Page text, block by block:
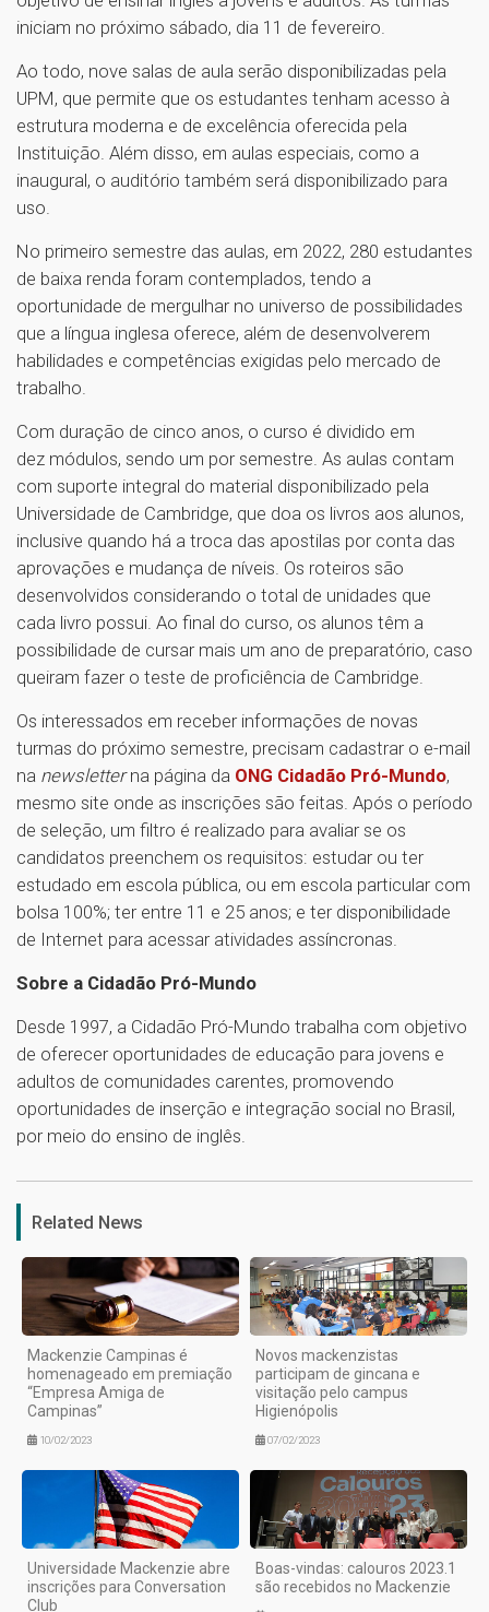
iniciam no próximo sábado, dia 11 de fevereiro.
Ao todo, nove salas de aula serão disponibilizadas pela
UPM, que permite que os estudantes tenham acesso à
estrutura moderna e de excelência oferecida pela
Instituição. Além disso, em aulas especiais, como a
inaugural, o auditório também será disponibilizado para
uso.
No primeiro semestre das aulas, em 2022, 280 estudantes
de baixa renda foram contemplados, tendo a
oportunidade de mergulhar no universo de possibilidades
que a língua inglesa oferece, além de desenvolverem
habilidades e competências exigidas pelo mercado de
trabalho.
Com duração de cinco anos, o curso é dividido em
dez módulos, sendo um por semestre. As aulas contam
com suporte integral do material disponibilizado pela
Universidade de Cambridge, que doa os livros aos alunos,
inclusive quando há a troca das apostilas por conta das
aprovações e mudança de níveis. Os roteiros são
desenvolvidos considerando o total de unidades que
cada livro possui. Ao final do curso, os alunos têm a
possibilidade de cursar mais um ano de preparatório, caso
queiram fazer o teste de proficiência de Cambridge.
Os interessados em receber informações de novas
turmas do próximo semestre, precisam cadastrar o e-mail
na newsletterna página da ONG Cidadão Pró-Mundo,
mesmo site onde as inscrições são feitas. Após o período
de seleção, um filtro é realizado para avaliar se os
candidatos preenchem os requisitos: estudar ou ter
estudado em escola pública, ou em escola particular com
bolsa 100%; ter entre 11 e 25 anos; e ter disponibilidade
de Internet para acessar atividades assíncronas.
Sobre a Cidadão Pró-Mundo
Desde 1997, a Cidadão Pró-Mundo trabalha com objetivo
de oferecer oportunidades de educação para jovens e
adultos de comunidades carentes, promovendo
oportunidades de inserção e integração social no Brasil,
por meio do ensino de inglês.1
Related News
Mackenzie Campinas é
homenageado em premiação
“Empresa Amiga de
Campinas”
10/02/2023
Novos mackenzistas
participam de gincana e
visitação pelo campus
Higienópolis
07/02/2023
Universidade Mackenzie abre
inscrições para Conversation
Club
Boas-vindas: calouros 2023.1
são recebidos no Mackenzie